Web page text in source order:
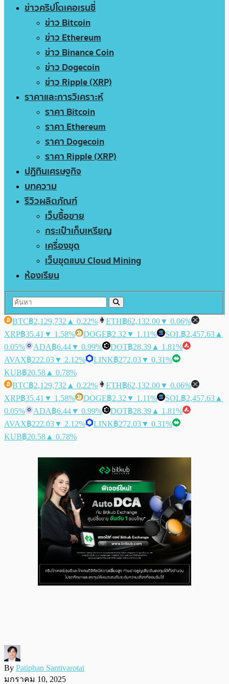
ข่าวคริปโตเคอเรนซี่
ข่าว Bitcoin
ข่าว Ethereum
ข่าว Binance Coin
ข่าว Dogecoin
ข่าว Ripple (XRP)
ราคาและการวิเคราะห์
ราคา Bitcoin
ราคา Ethereum
ราคา Dogecoin
ราคา Ripple (XRP)
ปฏิทินเศรษฐกิจ
บทความ
รีวิวผลิตภัณฑ์
เว็บซื้อขาย
กระเป๋าเก็บเหรียญ
เครื่องขุด
เว็บขุดแบบ Cloud Mining
ห้องเรียน
BTC฿2,129,732 ▲ 0.22% ETH฿62,132.00▼ 0.06%
XRP฿35.41 ▼ 1.58% DOGE฿2.32 ▼ 1.11% SOL฿2,457.63 ▲
0.05%
ADA฿6.44▼ 0.99% DOT฿28.39 ▲ 1.81%
AVAX฿222.03▼ 2.12% LINK฿272.03▼ 0.31%
KUB฿20.58 ▲ 0.78%
BTC฿2,129,732 ▲ 0.22% ETH฿62,132.00▼ 0.06%
XRP฿35.41 ▼ 1.58% DOGE฿2.32 ▼ 1.11% SOL฿2,457.63 ▲
0.05%
ADA฿6.44▼ 0.99% DOT฿28.39 ▲ 1.81%
AVAX฿222.03▼ 2.12% LINK฿272.03▼ 0.31%
KUB฿20.58 ▲ 0.78%
By Patiphan Santivarotai
มกราคม 10, 2025